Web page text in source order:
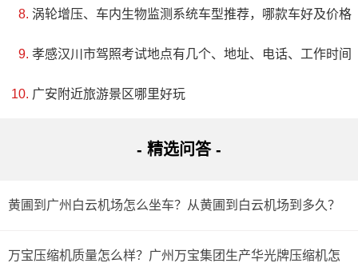
涡轮增压、车内生物监测系统车型推荐，哪款车好及价格
孝感汉川市驾照考试地点有几个、地址、电话、工作时间
广安附近旅游景区哪里好玩
- 精选问答 -
黄圃到广州白云机场怎么坐车？从黄圃到白云机场到多久？
万宝压缩机质量怎么样？广州万宝集团生产华光牌压缩机怎